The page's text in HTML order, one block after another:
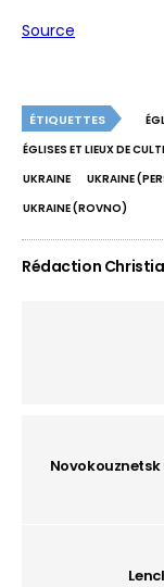
Source
ÉTIQUETTES
ÉGLISES ET LIEUX DE
UKRAINE
UKRAINE
UKRAINE (ROVNO)
Rédaction
Novokouznetsk